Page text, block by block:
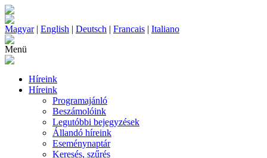
Magyar| English | Deutsch | Francais | Italiano
Menü
Híreink
Híreink
Programajánló
Beszámolóink
Legutóbbi bejegyzések
Állandó híreink
Eseménynaptár
Keresés, szűrés